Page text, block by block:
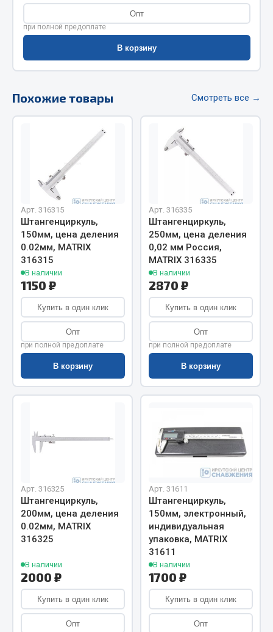
Весь раздел
Цепи подъёмные
Кольца уплотнительные
Лента конвейерная
Манжеты
Паронит
Патрубки
Прокладки
Рукава высокого давления
Показать ещё
Весь раздел
Автомобильная электрика
Автолампы
Выключатели и переключатели клавишные
Выключатели кнопочные
Показать ещё
Весь раздел
Запчасти на полуприцепы
Амортизаторы для полуприцепов
Весь раздел
Опт
при полной предоплате
В корзину
Похожие товары Смотреть все →
Арт. 316315
Штангенциркуль,
150мм, цена деления
0.02мм, MATRIX
316315
В наличии
1150 ₽
Купить в один клик
Опт
при полной предоплате
В корзину
Арт. 316335
Штангенциркуль,
250мм, цена деления
0,02 мм Россия,
MATRIX 316335
В наличии
2870 ₽
Купить в один клик
Опт
при полной предоплате
В корзину
Арт. 316325
Штангенциркуль,
200мм, цена деления
0.02мм, MATRIX
316325
В наличии
2000 ₽
Купить в один клик
Опт
Арт. 31611
Штангенциркуль,
150мм, электронный,
индивидуальная
упаковка, MATRIX
31611
В наличии
1700 ₽
Купить в один клик
Опт